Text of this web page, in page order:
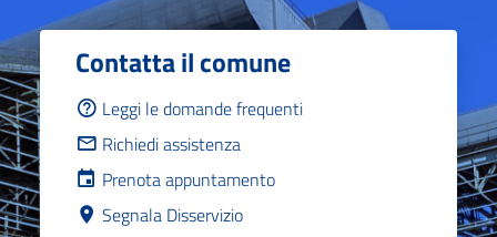
Contatta il comune
Leggi le domande frequenti
Richiedi assistenza
Prenota appuntamento
Segnala Disservizio